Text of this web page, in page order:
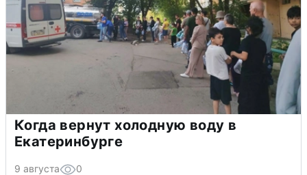
Когда вернут холодную воду в
Екатеринбурге
9 августа 0